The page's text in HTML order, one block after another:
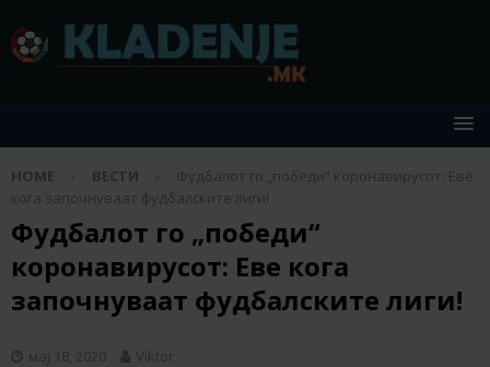
HOME ВЕСТИ
Фудбалот го „победи“ коронавирусот: Еве
кога започнуваат фудбалските лиги!
Фудбалот го „победи“
коронавирусот: Еве кога
започнуваат фудбалските лиги!
мај 18, 2020 Viktor